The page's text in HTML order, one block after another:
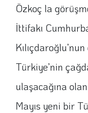
Özkoç la
İttifakı
Türkiye’nin
ulaşacağına
Mayıs yeni bir